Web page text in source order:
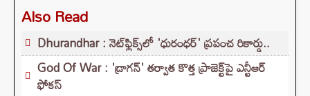
Also Read
Dhurandhar : నెట్‌ఫ్లిక్స్‌లో 'ధురంధర్' ప్రపంచ రికార్డు..
God Of War : 'డ్రాగన్' తర్వాత కొత్త ప్రాజెక్ట్‌పై ఎన్టీఆర్
ఫోకస్